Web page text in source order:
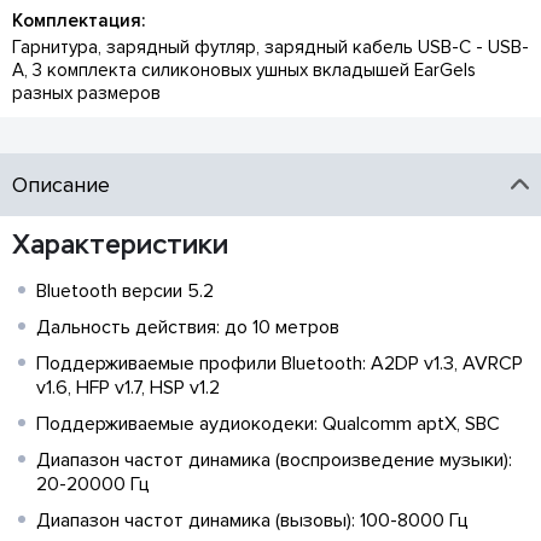
Комплектация:
Гарнитура, зарядный футляр, зарядный кабель USB-C - USB-
A, 3 комплекта силиконовых ушных вкладышей EarGels
разных размеров
Описание
Характеристики
Bluetooth версии 5.2
Дальность действия: до 10 метров
Поддерживаемые профили Bluetooth: A2DP v1.3, AVRCP
v1.6, HFP v1.7, HSP v1.2
Поддерживаемые аудиокодеки: Qualcomm aptX, SBC
Диапазон частот динамика (воспроизведение музыки):
20-20000 Гц
Диапазон частот динамика (вызовы): 100-8000 Гц